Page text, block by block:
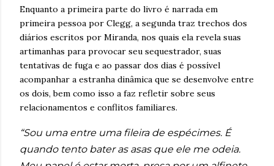
Enquanto a primeira parte do livro é narrada em
primeira pessoa por Clegg, a segunda traz trechos dos
diários escritos por Miranda, nos quais ela revela suas
artimanhas para provocar seu sequestrador, suas
tentativas de fuga e ao passar dos dias é possível
acompanhar a estranha dinâmica que se desenvolve entre
os dois, bem como isso a faz refletir sobre seus
relacionamentos e conflitos familiares.
“Sou uma entre uma fileira de espécimes. É
quando tento bater as asas que ele me odeia.